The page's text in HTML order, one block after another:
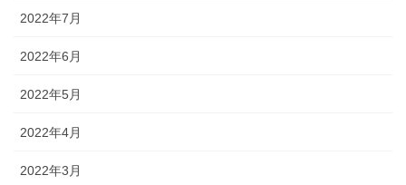
2022年7月
2022年6月
2022年5月
2022年4月
2022年3月